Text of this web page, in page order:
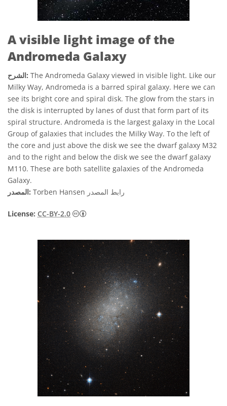
A visible light image of the
Andromeda Galaxy
الشرح: The Andromeda Galaxy viewed in visible light. Like our
Milky Way, Andromeda is a barred spiral galaxy. Here we can
see its bright core and spiral disk. The glow from the stars in
the disk is interrupted by lanes of dust that form part of its
spiral structure. Andromeda is the largest galaxy in the Local
Group of galaxies that includes the Milky Way. To the left of
the core and just above the disk we see the dwarf galaxy M32
and to the right and below the disk we see the dwarf galaxy
M110. These are both satellite galaxies of the Andromeda
Galaxy.
المصدر: Torben Hansen رابط المصدر
License: CC-BY-2.0